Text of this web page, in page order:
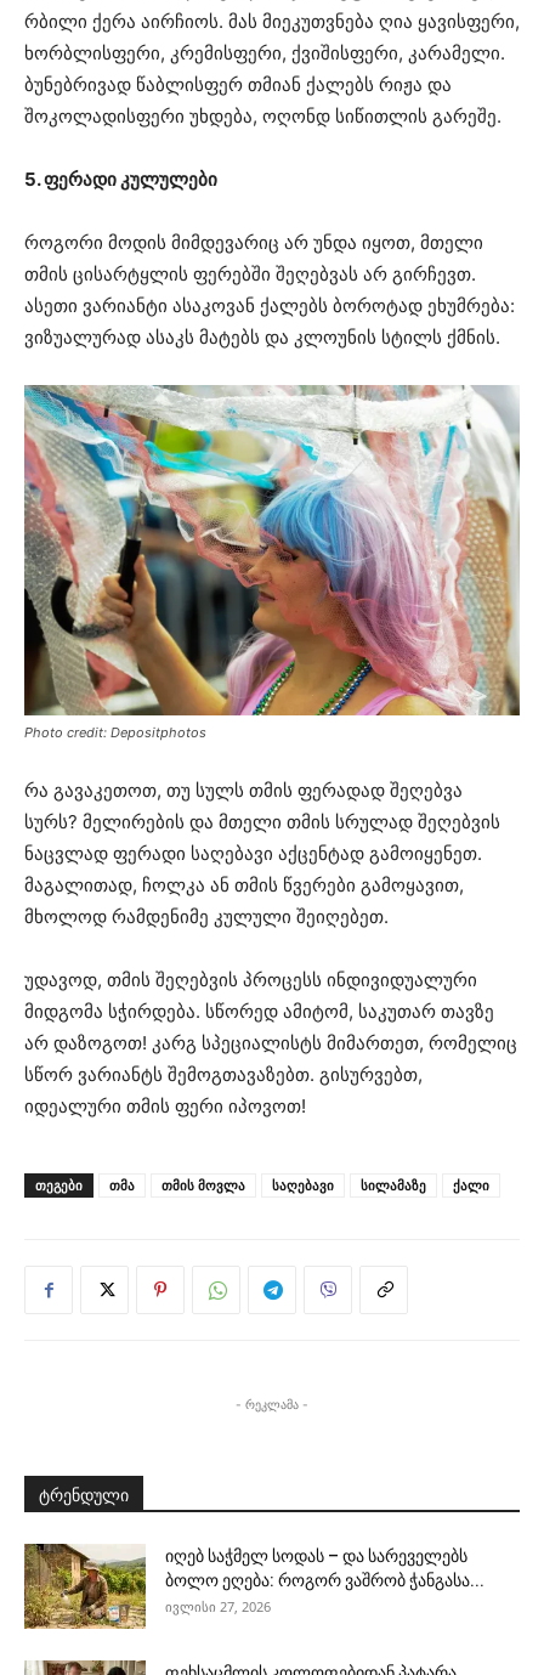
რბილი ქერა აირჩიოს. მას მიეკუთვნება ღია ყავისფერი,
ხორბლისფერი, კრემისფერი, ქვიშისფერი, კარამელი.
ბუნებრივად წაბლისფერ თმიან ქალებს რიჟა და
შოკოლადისფერი უხდება, ოღონდ სიწითლის გარეშე.
5. ფერადი კულულები
როგორი მოდის მიმდევარიც არ უნდა იყოთ, მთელი
თმის ცისარტყლის ფერებში შეღებვას არ გირჩევთ.
ასეთი ვარიანტი ასაკოვან ქალებს ბოროტად ეხუმრება:
ვიზუალურად ასაკს მატებს და კლოუნის სტილს ქმნის.
Photo credit: Depositphotos
რა გავაკეთოთ, თუ სულს თმის ფერადად შეღებვა
სურს? მელირების და მთელი თმის სრულად შეღებვის
ნაცვლად ფერადი საღებავი აქცენტად გამოიყენეთ.
მაგალითად, ჩოლკა ან თმის წვერები გამოყავით,
მხოლოდ რამდენიმე კულული შეიღებეთ.
უდავოდ, თმის შეღებვის პროცესს ინდივიდუალური
მიდგომა სჭირდება. სწორედ ამიტომ, საკუთარ თავზე
არ დაზოგოთ! კარგ სპეციალისტს მიმართეთ, რომელიც
სწორ ვარიანტს შემოგთავაზებთ. გისურვებთ,
იდეალური თმის ფერი იპოვოთ!
ᲗᲔᲒᲔᲑᲘ თმა თმის მოვლა საღებავი სილამაზე ქალი
- რეკლამა -
ტრენდული
იღებ საჭმელ სოდას – და სარეველებს
ბოლო ეღება: როგორ ვაშრობ ჭანგასა...
ივლისი 27, 2026